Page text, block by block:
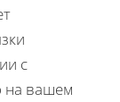
с
на вашем